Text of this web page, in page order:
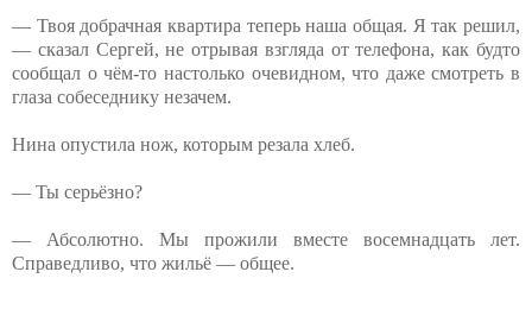
— Твоя добрачная квартира теперь наша общая. Я так решил,
— сказал Сергей, не отрывая взгляда от телефона, как будто
сообщал о чём-то настолько очевидном, что даже смотреть в
глаза собеседнику незачем.
Нина опустила нож, которым резала хлеб.
— Ты серьёзно?
— Абсолютно. Мы прожили вместе восемнадцать лет.
Справедливо, что жильё — общее.